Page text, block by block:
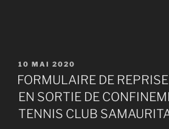
PUBLIÉ
LE
10 MAI 2020
FORMULAIRE DE
EN SORTIE DE
TENNIS CLUB